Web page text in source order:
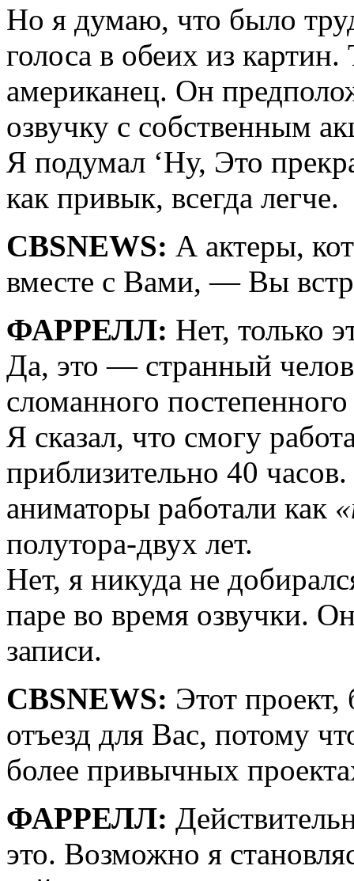
Но я думаю, что было
голоса в обеих из картин.
американец. Он
озвучку с собственным
Я подумал ‘Ну, Это
как привык, всегда легче.
CBSNEWS: А актеры,
вместе с Вами, — Вы
ФАРРЕЛЛ: Нет, только
Да, это — странный
сломанного
Я сказал, что смогу
приблизительно 40
аниматоры работали как
полутора-двух лет.
Нет, я никуда не
паре во время озвучки.
записи.
CBSNEWS: Этот проект,
отъезд для Вас, потому
более привычных
ФАРРЕЛЛ:
это. Возможно я